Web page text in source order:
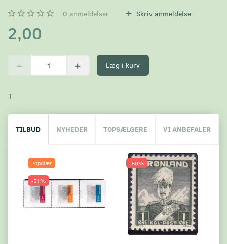
0 anmeldelser Skriv anmeldelse
2,00
Læg i kurv
1
TILBUD NYHEDER TOPSÆLGERE VI ANBEFALER
Populær
-51%
-50%